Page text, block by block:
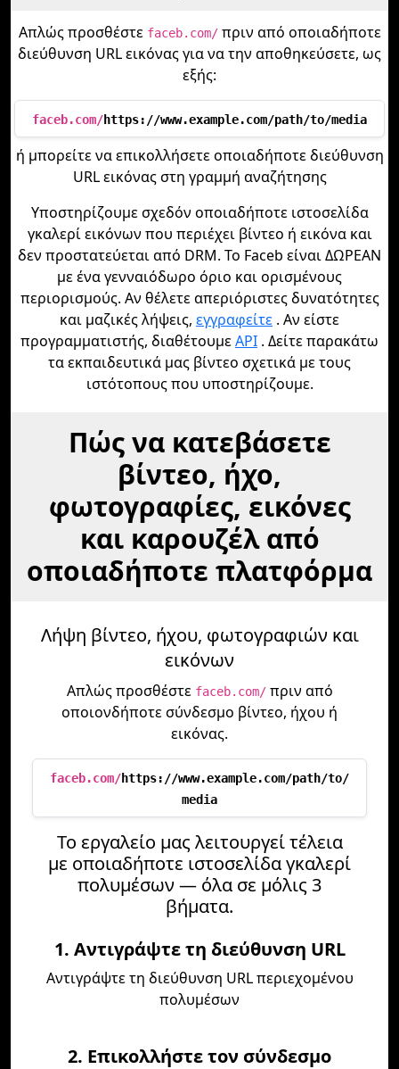
Απλώς προσθέστε faceb.com/πριν από οποιαδήποτε
διεύθυνση URL εικόνας για να την αποθηκεύσετε, ως
εξής:
faceb.com/https://www.example.com/path/to/media
ή μπορείτε να επικολλήσετε οποιαδήποτε διεύθυνση
URL εικόνας στη γραμμή αναζήτησης
Υποστηρίζουμε σχεδόν οποιαδήποτε ιστοσελίδα
γκαλερί εικόνων που περιέχει βίντεο ή εικόνα και
δεν προστατεύεται από DRM. Το Faceb είναι ΔΩΡΕΑΝ
με ένα γενναιόδωρο όριο και ορισμένους
περιορισμούς. Αν θέλετε απεριόριστες δυνατότητες
και μαζικές λήψεις, εγγραφείτε . Αν είστε
προγραμματιστής, διαθέτουμεAPI . Δείτε παρακάτω
τα εκπαιδευτικά μας βίντεο σχετικά με τους
ιστότοπους που υποστηρίζουμε.
Πώς να κατεβάσετε
βίντεο, ήχο,
φωτογραφίες, εικόνες
και καρουζέλ από
οποιαδήποτε πλατφόρμα
Λήψη βίντεο, ήχου, φωτογραφιών και
εικόνων
Απλώς προσθέστε faceb.com/πριν από
οποιονδήποτε σύνδεσμο βίντεο, ήχου ή
εικόνας.
faceb.com/https://www.example.com/path/to/
media
Το εργαλείο μας λειτουργεί τέλεια
με οποιαδήποτε ιστοσελίδα γκαλερί
πολυμέσων — όλα σε μόλις 3
βήματα.
1. Αντιγράψτε τη διεύθυνση URL
Αντιγράψτε τη διεύθυνση URL περιεχομένου
πολυμέσων
2. Επικολλήστε τον σύνδεσμο